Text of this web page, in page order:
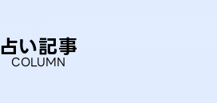
占い記事
COLUMN